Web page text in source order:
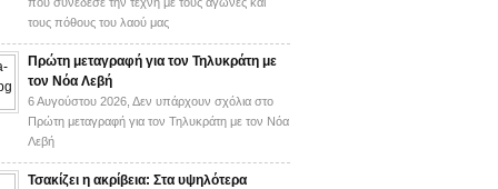
τους πόθους του λαού μας
Πρώτη μεταγραφή για τον Τηλυκράτη με
τον Νόα Λεβή
6 Αυγούστου 2026, Δεν υπάρχουν σχόλια στο
Πρώτη μεταγραφή για τον Τηλυκράτη με τον Νόα
Λεβή
Τσακίζει η ακρίβεια: Στα υψηλότερα